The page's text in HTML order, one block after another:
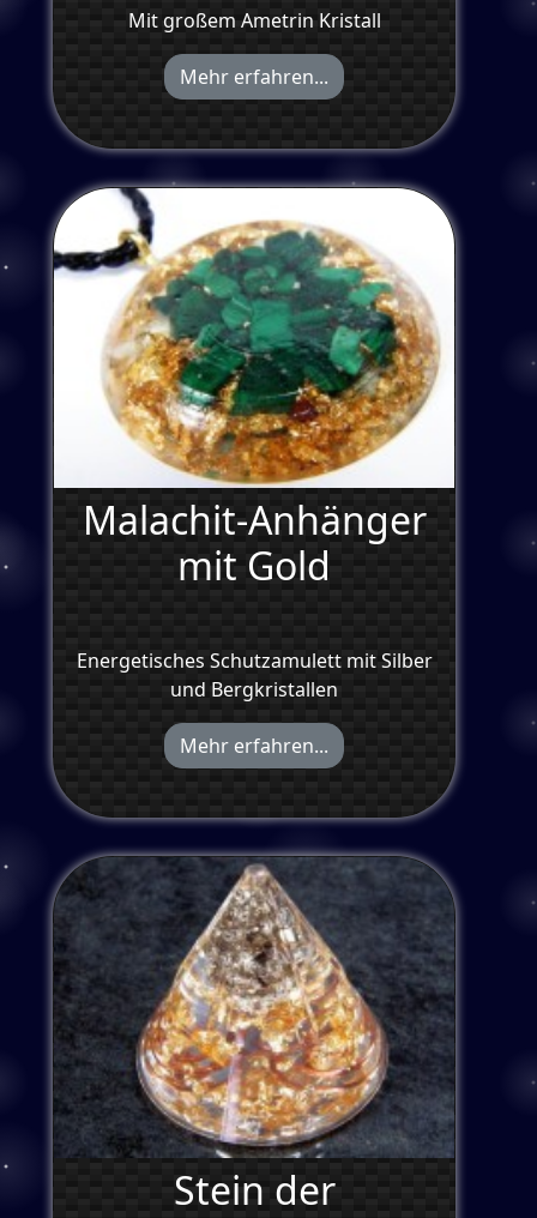
Mit großem Ametrin Kristall
Mehr erfahren...
Malachit-Anhänger
mit Gold
Energetisches Schutzamulett mit Silber
und Bergkristallen
Mehr erfahren...
Stein der